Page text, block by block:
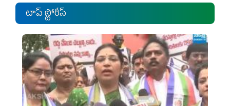
టాప్ స్టోరీస్